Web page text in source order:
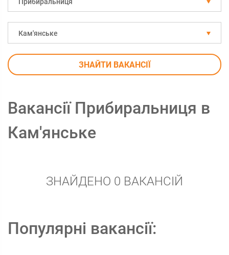
Кам'янське
ЗНАЙТИ ВАКАНСІЇ
Вакансії Прибиральниця в
Кам'янське
ЗНАЙДЕНО 0 ВАКАНСІЙ
Популярні вакансії: